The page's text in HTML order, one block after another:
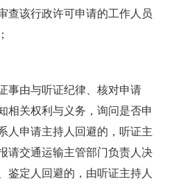
查该行政许可申请的工作人员
事由与听证纪律、核对申请
相关权利与义务，询问是否申
人申请主持人回避的，听证主
请交通运输主管部门负责人决
鉴定人回避的，由听证主持人